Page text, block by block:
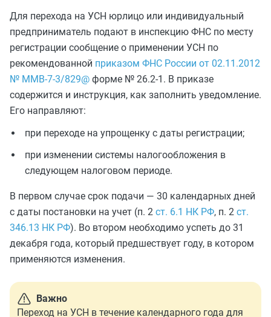
Для перехода на УСН юрлицо или индивидуальный
предприниматель подают в инспекцию ФНС по месту
регистрации сообщение о применении УСН по
рекомендованной приказом ФНС России от 02.11.2012
№ ММВ-7-3/829@ форме № 26.2-1. В приказе
содержится и инструкция, как заполнить уведомление.
Его направляют:
при переходе на упрощенку с даты регистрации;
при изменении системы налогообложения в
следующем налоговом периоде.
В первом случае срок подачи — 30 календарных дней
с даты постановки на учет (п. 2 ст. 6.1 НК РФ, п. 2 ст.
346.13 НК РФ). Во втором необходимо успеть до 31
декабря года, который предшествует году, в котором
применяются изменения.
Важно
Переход на УСН в течение календарного года для